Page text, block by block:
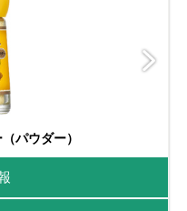
パウダー）